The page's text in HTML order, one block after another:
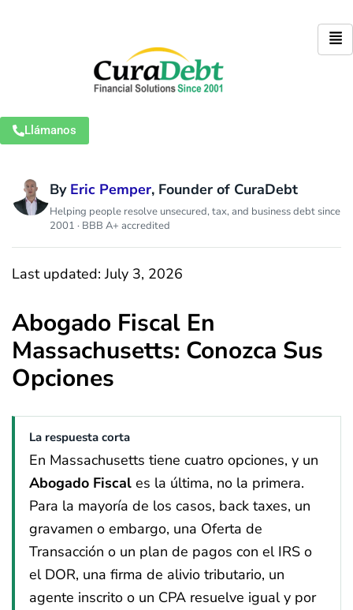
Llámanos
By Eric Pemper, Founder of CuraDebt
Helping people resolve unsecured, tax, and business debt since
2001 · BBB A+ accredited
Last updated: July 3, 2026
Abogado Fiscal En
Massachusetts: Conozca Sus
Opciones
La respuesta corta
En Massachusetts tiene cuatro opciones, y un
Abogado Fiscal es la última, no la primera.
Para la mayoría de los casos, back taxes, un
gravamen o embargo, una Oferta de
Transacción o un plan de pagos con el IRS o
el DOR, una firma de alivio tributario, un
agente inscrito o un CPA resuelve igual y por